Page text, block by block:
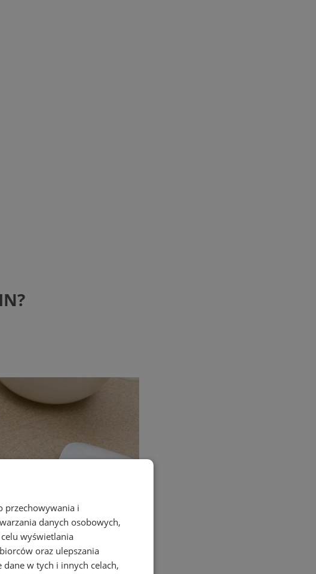
przechowywania i
danych osobowych,
wyświetlania
oraz ulepszania
w tych i innych celach,